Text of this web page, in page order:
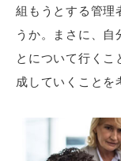
組もうとする管理
うか。まさに、自
とについて行くこ
成していくことを